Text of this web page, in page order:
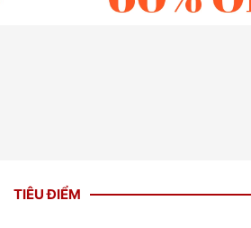
TIÊU ĐIỂM